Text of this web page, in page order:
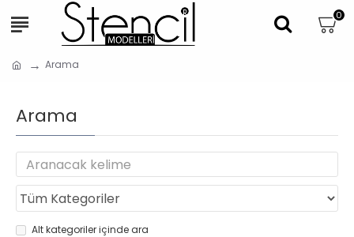
0
Arama
Arama
Alt kategoriler içinde ara